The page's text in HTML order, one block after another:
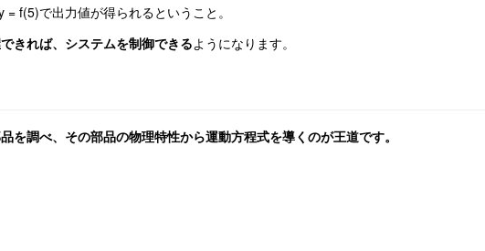
f(5)で出力値が得られるということ。
きれば、システムを制御できるようになります。
を調べ、その部品の物理特性から運動方程式を導くのが王道です。